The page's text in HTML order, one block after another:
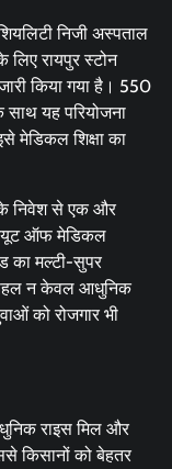
निजी अस्पताल
रायपुर स्टोन
किया गया है। 550
यह परियोजना
मेडिकल शिक्षा का
निवेश से एक और
ऑफ मेडिकल
का मल्टी-सुपर
पहल न केवल आधुनिक
को रोजगार भी
राइस मिल और
किसानों को बेहतर